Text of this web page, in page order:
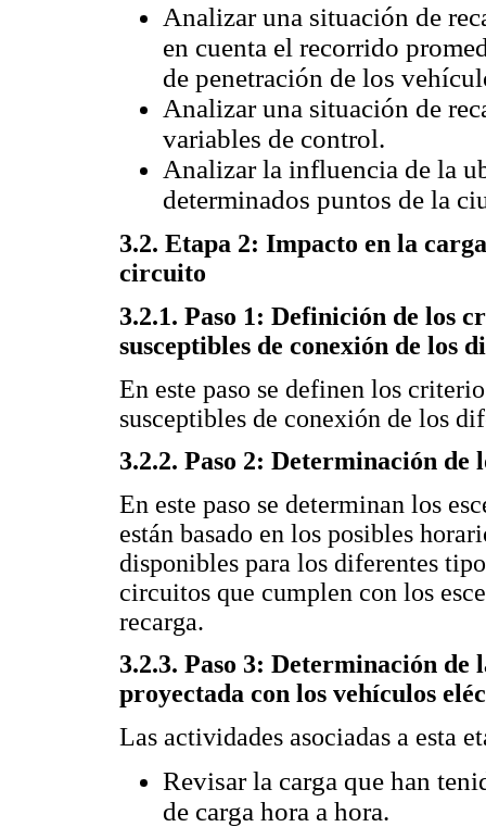
Analizar una situación de
en cuenta el recorrido
de penetración de los
Analizar una situación de
variables de control.
Analizar la influencia de la
determinados puntos de la
3.2. Etapa 2: Impacto en la
circuito
3.2.1. Paso 1: Definición de los
susceptibles de conexión de los
En este paso se definen los
susceptibles de conexión de los
3.2.2. Paso 2: Determinación
En este paso se determinan los
están basado en los posibles
disponibles para los diferentes
circuitos que cumplen con los
recarga.
3.2.3. Paso 3: Determinación
proyectada con los vehículos
Las actividades asociadas a esta
Revisar la carga que han
de carga hora a hora.